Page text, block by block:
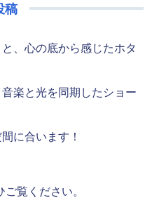
稿
、心の底から感じたホタ
楽と光を同期したショー
に合います！
覧ください。